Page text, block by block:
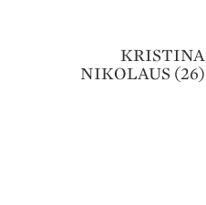
KRISTINA
NIKOLAUS (26)